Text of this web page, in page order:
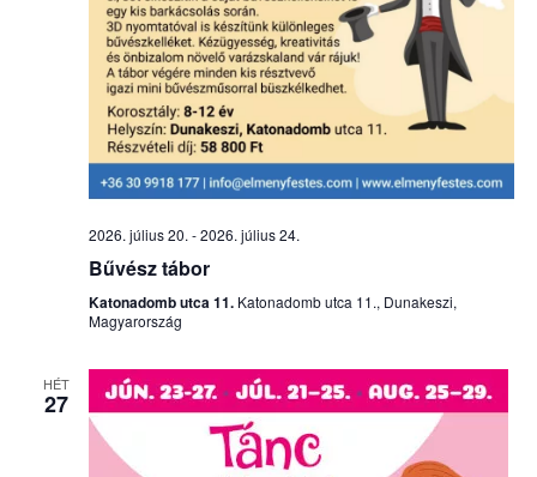
2026. július 20. -2026. július 24.
Bűvész tábor
Katonadomb utca 11. Katonadomb utca 11., Dunakeszi,
Magyarország
HÉT
27